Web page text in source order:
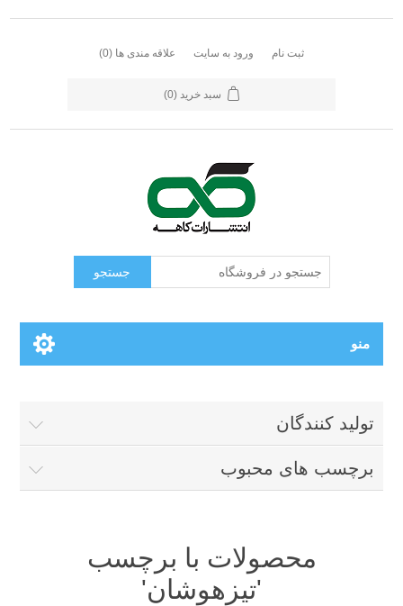
ثبت نام ورود به سایت علاقه مندی ها (0)
سبد خرید (0)
جستجو
منو
تولید کنندگان
برچسب های محبوب
محصولات با برچسب
'تیزهوشان'